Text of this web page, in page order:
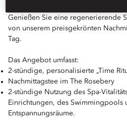
Genießen Sie eine regenerierende
von unserem preisgekrönten
Tag.
Das Angebot umfasst:
2-stündige, personalisierte „Time
Nachmittagstee im The Rosebery
2-stündige Nutzung des Spa-
Einrichtungen, des Swimmingpools
Entspannungsräume.